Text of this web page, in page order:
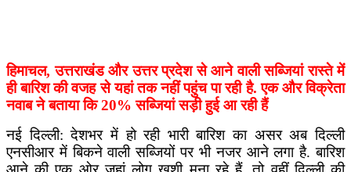
हिमाचल, उत्तराखंड और उत्तर प्रदेश से आने वाली सब्जियां रास्ते में
ही बारिश की वजह से यहां तक नहीं पहुंच पा रही है. एक और विक्रेता
नवाब ने बताया कि 20% सब्जियां सड़ी हुई आ रही हैं
नई दिल्ली: देशभर में हो रही भारी बारिश का असर अब दिल्ली
एनसीआर में बिकने वाली सब्जियों पर भी नजर आने लगा है. बारिश